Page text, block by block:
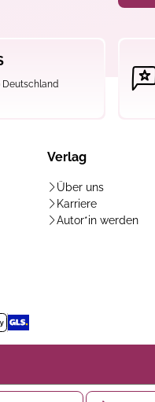
Deutschland
Verlag
Über uns
Karriere
Autor*in werden